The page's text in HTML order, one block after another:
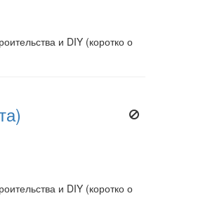
и DIY (коротко о
и DIY (коротко о